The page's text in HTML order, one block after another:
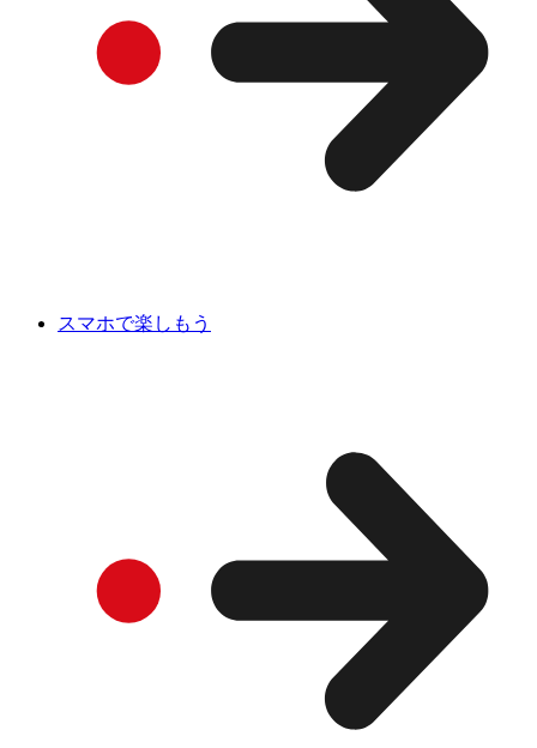
スマホで楽しもう